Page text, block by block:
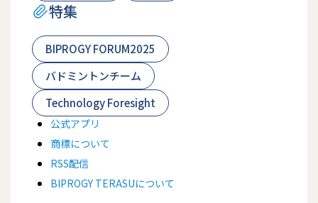
特集
BIPROGY FORUM2025
バドミントンチーム
Technology Foresight
公式アプリ
商標について
RSS配信
BIPROGY TERASUについて